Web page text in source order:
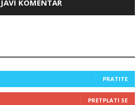
PRATITE
PRETPLATI SE